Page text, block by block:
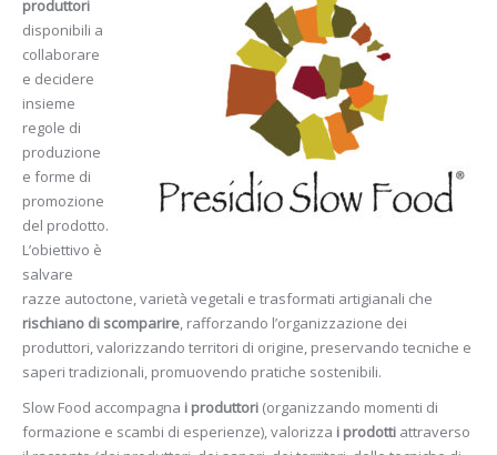
produttori
disponibili a
collaborare
e decidere
insieme
regole di
produzione
e forme di
promozione
del prodotto.
L’obiettivo è
salvare
razze autoctone, varietà vegetali e trasformati artigianali che
rischiano di scomparire, rafforzando l’organizzazione dei
produttori, valorizzando territori di origine, preservando tecniche e
saperi tradizionali, promuovendo pratiche sostenibili.
Slow Food accompagna i produttori (organizzando momenti di
formazione e scambi di esperienze), valorizza i prodotti attraverso